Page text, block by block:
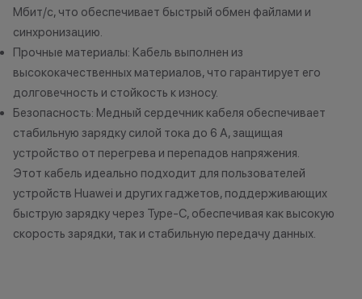
первом пункте, мы проводим его
диагностику. Это позволит
оценить состояние гаджета и его
стоимость. При оценке устройства
учитываются повреждения
корпуса, экрана и другие следы
использования. Диагностика
занимает не более 15 минут.
3. Скидка при покупке нового
устройства Apple. Все устройства,
которые вы сдали по программе,
могут использоваться для оплаты
изменить
Мбит/с, что обеспечивает быстрый обмен файлами и
синхронизацию.
Прочные материалы: Кабель выполнен из
высококачественных материалов, что гарантирует его
долговечность и стойкость к износу.
Безопасность: Медный сердечник кабеля обеспечивает
стабильную зарядку силой тока до 6 А, защищая
устройство от перегрева и перепадов напряжения.
Этот кабель идеально подходит для пользователей
устройств Huawei и других гаджетов, поддерживающих
быструю зарядку через Type-C, обеспечивая как высокую
скорость зарядки, так и стабильную передачу данных.